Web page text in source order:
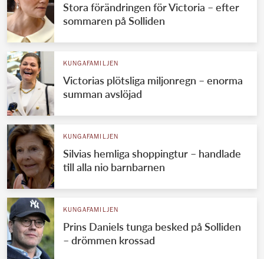
Stora förändringen för Victoria – efter
sommaren på Solliden
KUNGAFAMILJEN
Victorias plötsliga miljonregn – enorma
summan avslöjad
KUNGAFAMILJEN
Silvias hemliga shoppingtur – handlade
till alla nio barnbarnen
KUNGAFAMILJEN
Prins Daniels tunga besked på Solliden
– drömmen krossad